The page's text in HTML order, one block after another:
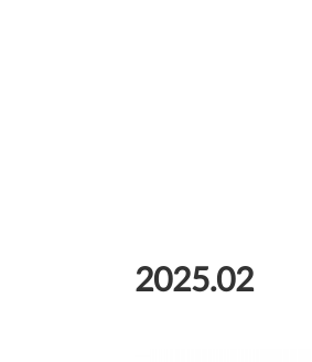
2025.02